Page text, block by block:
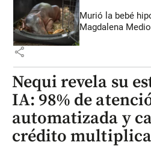
Murió la bebé
Magdalena Medio
share
Nequi revela su
IA: 98% de
automatizada y
crédito